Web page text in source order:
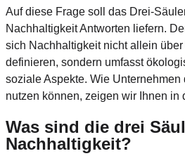
Auf diese Frage soll das Drei-
Nachhaltigkeit Antworten liefern.
sich Nachhaltigkeit nicht allein
definieren, sondern umfasst
soziale Aspekte. Wie
nutzen können, zeigen wir Ihnen in
Was sind die drei
Nachhaltigkeit?